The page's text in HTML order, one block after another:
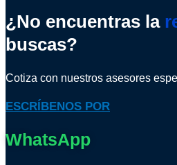
¿No encuentras la
buscas?
Cotiza con nuestros asesores
ESCRÍBENOS POR
WhatsApp